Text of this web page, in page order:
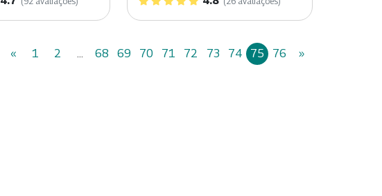
« 1 2 ... 68 69 70 71 72 73 74 75 76 »